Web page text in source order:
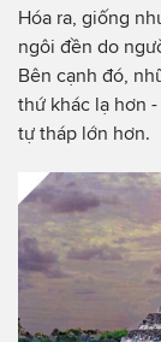
Hóa ra, giống
ngôi đền do
Bên cạnh đó,
thứ khác lạ hơn
tự tháp lớn hơn.